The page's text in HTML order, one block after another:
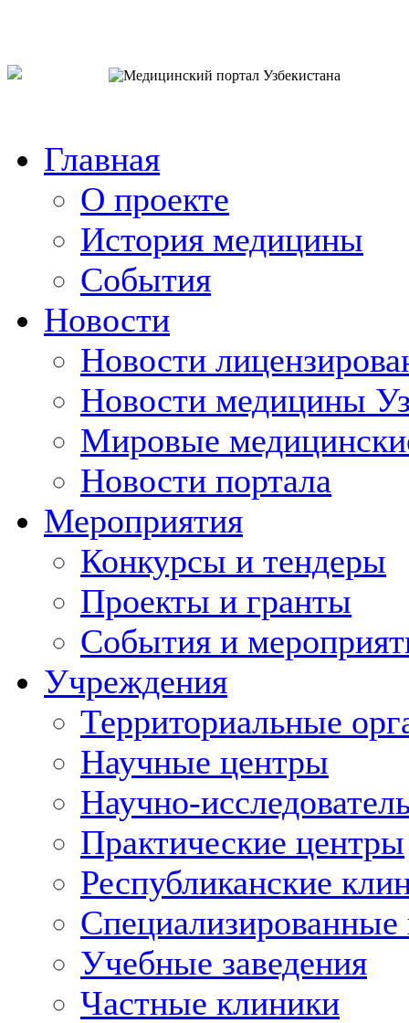
Главная
О проекте
История медицины
События
Новости
Новости
Новости медицины
Мировые
Новости портала
Мероприятия
Конкурсы и тендеры
Проекты и гранты
События и
Учреждения
Территориальные
Научные центры
Научно-
Практические центры
Республиканские
Учебные заведения
Частные клиники